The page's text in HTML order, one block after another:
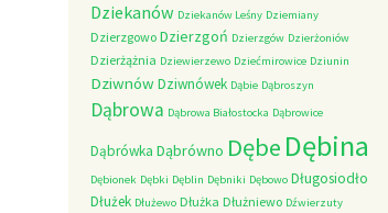
Dziekanów Dziekanów Leśny Dziemiany
Dzierzgowo Dzierzgoń Dzierzgów Dzierżoniów
Dzierżążnia Dziewierzewo Dziećmirowice Dziunin
DziwnówDziwnówek Dąbie Dąbroszyn
Dąbrowa Dąbrowa Białostocka Dąbrowice
Dąbrówka Dąbrówno Dębe Dębina
Dębionek Dębki Dęblin Dębniki Dębowo Długosiodło
Dłużek Dłużewo Dłużka Dłużniewo Dźwierzuty